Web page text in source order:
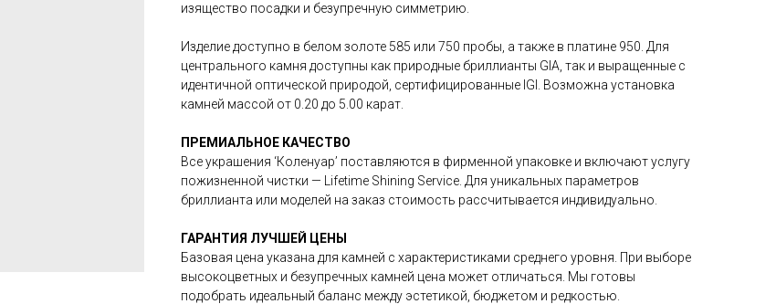
изящество посадки и безупречную симметрию.
Изделие доступно в белом золоте 585 или 750 пробы, а также в платине 950. Для
центрального камня доступны как природные бриллианты GIA, так и выращенные с
идентичной оптической природой, сертифицированные IGI. Возможна установка
камней массой от 0.20 до 5.00 карат.
ПРЕМИАЛЬНОЕ КАЧЕСТВО
Все украшения ‘Коленуар’ поставляются в фирменной упаковке и включают услугу
пожизненной чистки — Lifetime Shining Service. Для уникальных параметров
бриллианта или моделей на заказ стоимость рассчитывается индивидуально.
ГАРАНТИЯ ЛУЧШЕЙ ЦЕНЫ
Базовая цена указана для камней с характеристиками среднего уровня. При выборе
высокоцветных и безупречных камней цена может отличаться. Мы готовы
подобрать идеальный баланс между эстетикой, бюджетом и редкостью.